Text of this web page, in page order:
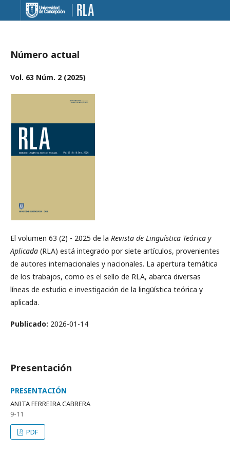
Número actual
Vol. 63 Núm. 2 (2025)
El volumen 63 (2) - 2025 de la Revista de Lingüística Teórica y
Aplicada (RLA) está integrado por siete artículos, provenientes
de autores internacionales y nacionales. La apertura temática
de los trabajos, como es el sello de RLA, abarca diversas
líneas de estudio e investigación de la lingüística teórica y
aplicada.
Publicado: 2026-01-14
Presentación
PRESENTACIÓN
ANITA FERREIRA CABRERA
9-11
PDF